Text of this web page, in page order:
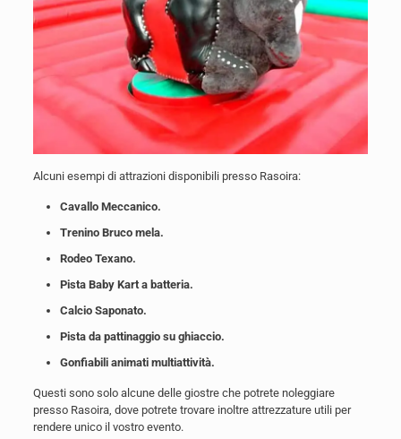
Alcuni esempi di attrazioni disponibili presso Rasoira:
Cavallo Meccanico.
Trenino Bruco mela.
Rodeo Texano.
Pista Baby Kart a batteria.
Calcio Saponato.
Pista da pattinaggio su ghiaccio.
Gonfiabili animati multiattività.
Questi sono solo alcune delle giostre che potrete noleggiare
presso Rasoira, dove potrete trovare inoltre attrezzature utili per
rendere unico il vostro evento.